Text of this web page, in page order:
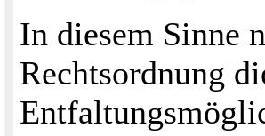
In diesem Sinne
Rechtsordnung